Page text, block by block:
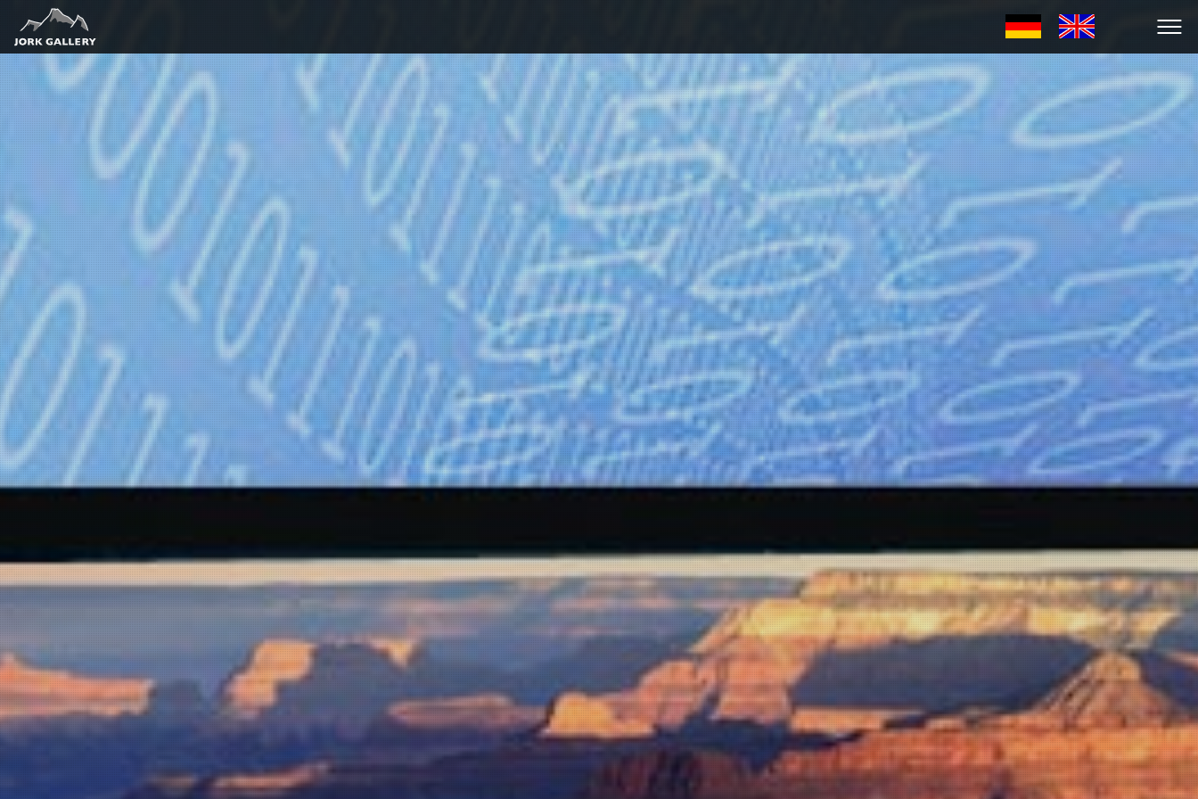
Download freigeschalten !
Du bist zum Download des ausgewählten Artikels
berechtigt.